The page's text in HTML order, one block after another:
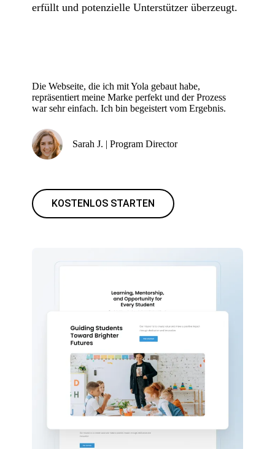
erfüllt und potenzielle Unterstützer überzeugt.
Die Webseite, die ich mit Yola gebaut habe,
repräsentiert meine Marke perfekt und der Prozess
war sehr einfach. Ich bin begeistert vom Ergebnis.
Sarah J. | Program Director
KOSTENLOS STARTEN